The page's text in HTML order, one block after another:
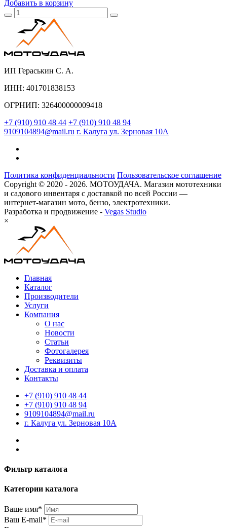
Добавить в корзину
ИП Гераськин С. А.
ИНН: 401701838153
ОГРНИП: 326400000009418
+7 (910) 910 48 44 +7 (910) 910 48 94
9109104894@mail.ru г. Калуга ул. Зерновая 10А
Политика конфиденциальности Пользовательское соглашение
Copyright © 2020 - 2026. МОТОУДАЧА. Магазин мототехники
и садового инвентаря с доставкой по всей России —
интернет-магазин мото, бензо, электротехники.
Разработка и продвижение - Vegas Studio
×
Главная
Каталог
Производители
Услуги
Компания
О нас
Новости
Статьи
Фотогалерея
Реквизиты
Доставка и оплата
Контакты
+7 (910) 910 48 44
+7 (910) 910 48 94
9109104894@mail.ru
г. Калуга ул. Зерновая 10А
Фильтр каталога
Категории каталога
Ваше имя*
Ваш E-mail*